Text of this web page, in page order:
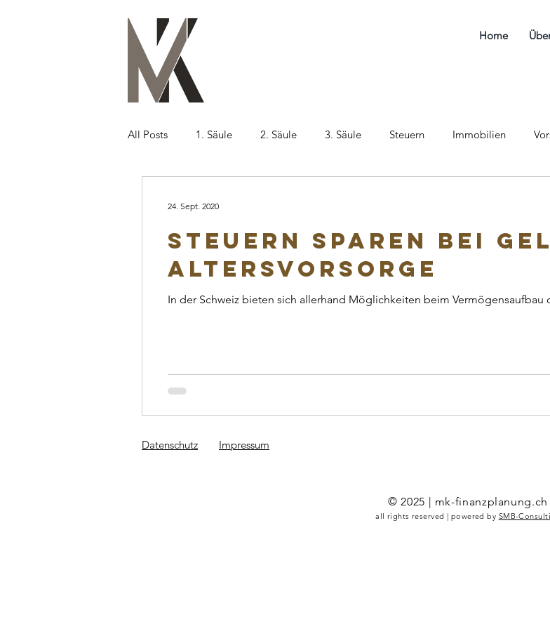
Home
All Posts 1. Säule 2. Säule 3. Säule Steuern Immobilien
Steuern sparen bei
Altersvorsorge
In der Schweiz bieten sich allerhand Möglichkeiten beim Vermögensaufbau
24. Sept. 2020
Datenschutz​ Impressum
© 2025 | mk-finanzplanung.ch
all rights reserved | powered by SMB-